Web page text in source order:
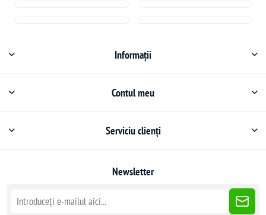
Informații
Contul meu
Serviciu clienți
Newsletter